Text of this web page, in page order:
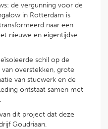
de vergunning voor de
in Rotterdam is
naar een
nieuwe en eigentijdse
schil op de
van overstekken, grote
van stucwerk en de
ontstaat samen met
dit project dat deze
Goudriaan.